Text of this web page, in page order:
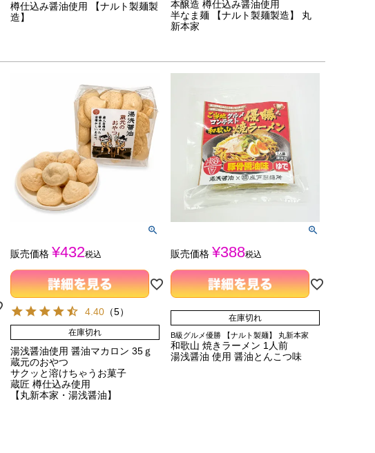
樽仕込み醤油使用 【ナルト製麺製
造】
本醸造 樽仕込み醤油使用
半なま麺 【ナルト製麺製造】 丸
新本家
販売価格 ¥432税込
4.40 （5）
在庫切れ
湯浅醤油使用 醤油マカロン 35ｇ
蔵元のおやつ
サクッと溶けちゃうお菓子
蔵匠 樽仕込み使用
【丸新本家・湯浅醤油】
販売価格 ¥388税込
在庫切れ
B級グルメ優勝 【ナルト製麺】 丸新本家
和歌山 焼きラーメン 1人前
湯浅醤油 使用 醤油とんこつ味